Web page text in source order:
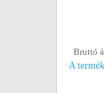
Bruttó
A